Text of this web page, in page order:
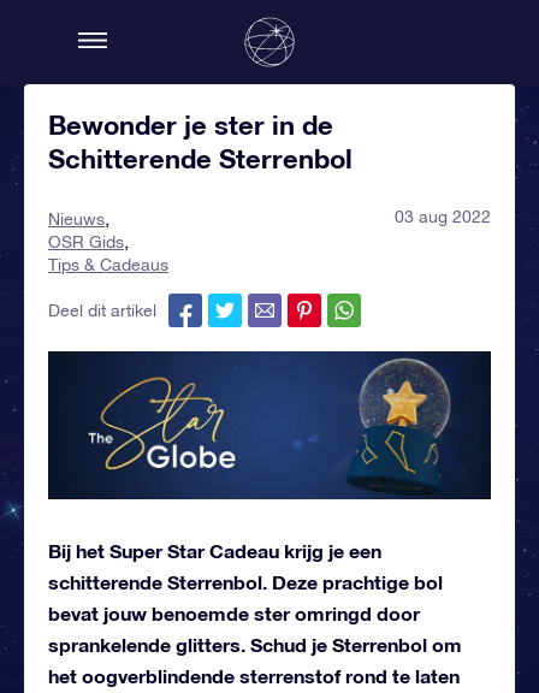
Bewonder je ster in de
Schitterende Sterrenbol
Nieuws
OSR Gids
Tips & Cadeaus
03 aug 2022
Deel dit artikel
Bij het Super Star Cadeau krijg je een
schitterende Sterrenbol. Deze prachtige bol
bevat jouw benoemde ster omringd door
sprankelende glitters. Schud je Sterrenbol om
het oogverblindende sterrenstof rond te laten